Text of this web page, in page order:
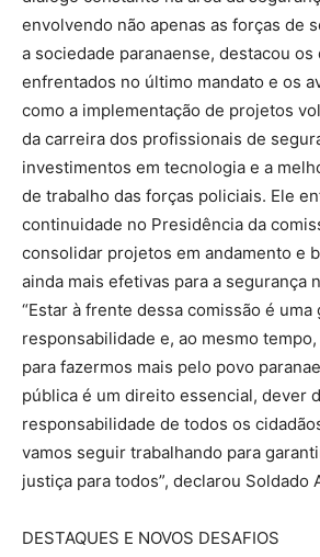
envolvendo não apenas as forças de
a sociedade paranaense, destacou os
enfrentados no último mandato e os
como a implementação de projetos
da carreira dos profissionais de
investimentos em tecnologia e a
de trabalho das forças policiais. Ele
continuidade no Presidência da
consolidar projetos em andamento e
ainda mais efetivas para a segurança
“Estar à frente dessa comissão é uma
responsabilidade e, ao mesmo
para fazermos mais pelo povo
pública é um direito essencial, dever
responsabilidade de todos os
vamos seguir trabalhando para
justiça para todos”, declarou Soldado
DESTAQUES E NOVOS DESAFIOS